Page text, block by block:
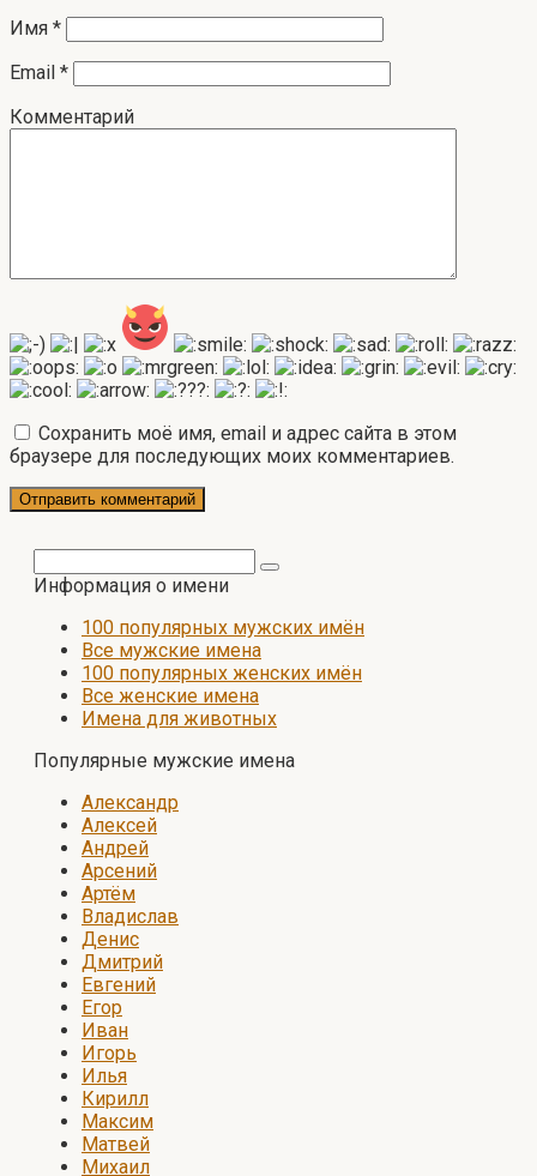
Имя *
Email *
Комментарий
Сохранить моё имя, email и адрес сайта в этом
браузере для последующих моих комментариев.
Информация о имени
100 популярных мужских имён
Все мужские имена
100 популярных женских имён
Все женские имена
Имена для животных
Популярные мужские имена
Александр
Алексей
Андрей
Арсений
Артём
Владислав
Денис
Дмитрий
Евгений
Егор
Иван
Игорь
Илья
Кирилл
Максим
Матвей
Михаил